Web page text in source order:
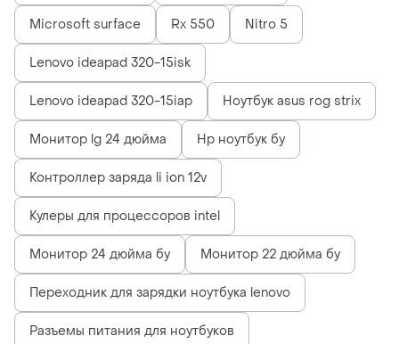
Microsoft surface Rx 550 Nitro 5
Lenovo ideapad 320-15isk
Lenovo ideapad 320-15iap Ноутбук asus rog strix
Монитор lg 24 дюйма Hp ноутбук бу
Контроллер заряда li ion 12v
Кулеры для процессоров intel
Монитор 24 дюйма бу Монитор 22 дюйма бу
Переходник для зарядки ноутбука lenovo
Разъемы питания для ноутбуков